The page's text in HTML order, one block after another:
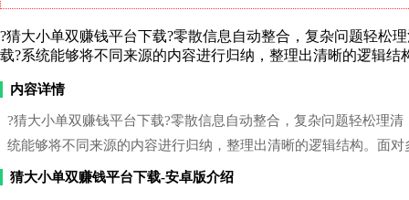
?猜大小单双赚钱平台下载?零散信息自动整合，复杂问题轻松
载?系统能够将不同来源的内容进行归纳，整理出清晰的逻辑
内容详情
?猜大小单双赚钱平台下载?零散信息自动整合，复杂问题轻松理
统能够将不同来源的内容进行归纳，整理出清晰的逻辑结构。面
猜大小单双赚钱平台下载-安卓版介绍